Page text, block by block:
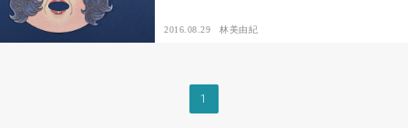
合コン・街コン 2016.08.29 林美由紀
1